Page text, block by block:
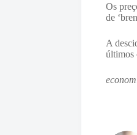
Os
de
A
últimos